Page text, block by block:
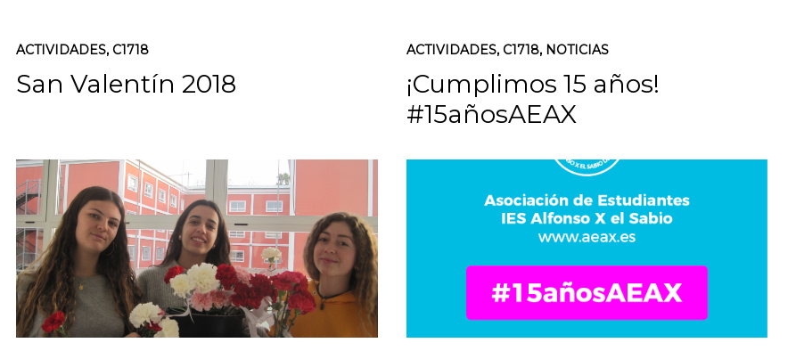
ACTIVIDADES, C1718
San Valentín 2018
ACTIVIDADES, C1718, NOTICIAS
¡Cumplimos 15 años!
#15añosAEAX